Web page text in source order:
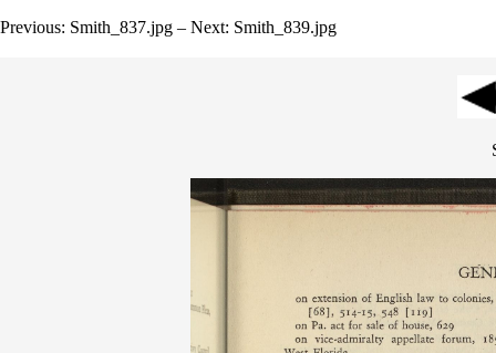
Previous: Smith_837.jpg – Next: Smith_839.jpg